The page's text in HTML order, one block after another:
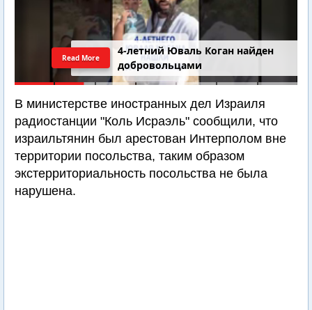
4-летний Юваль Коган найден
добровольцами
Read More
В министерстве иностранных дел Израиля
радиостанции "Коль Исраэль" сообщили, что
израильтянин был арестован Интерполом вне
территории посольства, таким образом
экстерриториальность посольства не была
нарушена.